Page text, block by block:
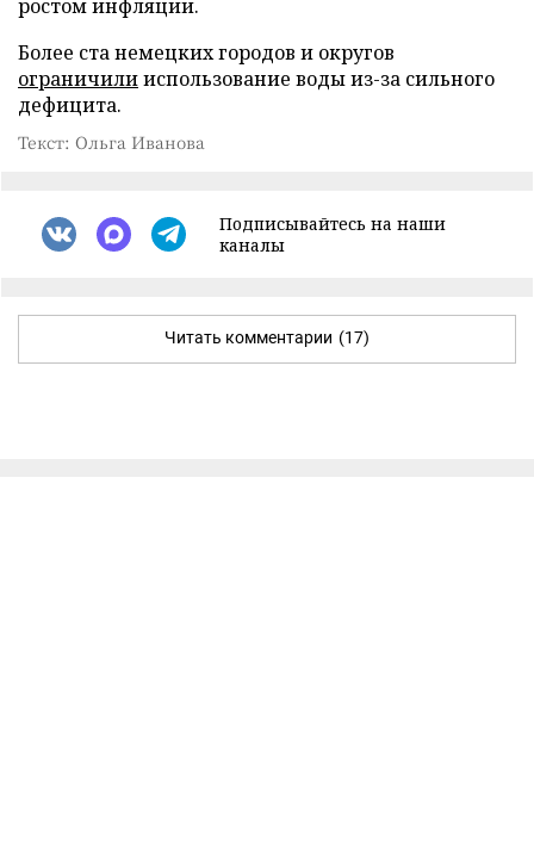
ростом инфляции.
Более ста немецких городов и округов
ограничилииспользование воды из-за сильного
дефицита.
Текст: Ольга Иванова
Подписывайтесь на наши
каналы
Читать комментарии (17)